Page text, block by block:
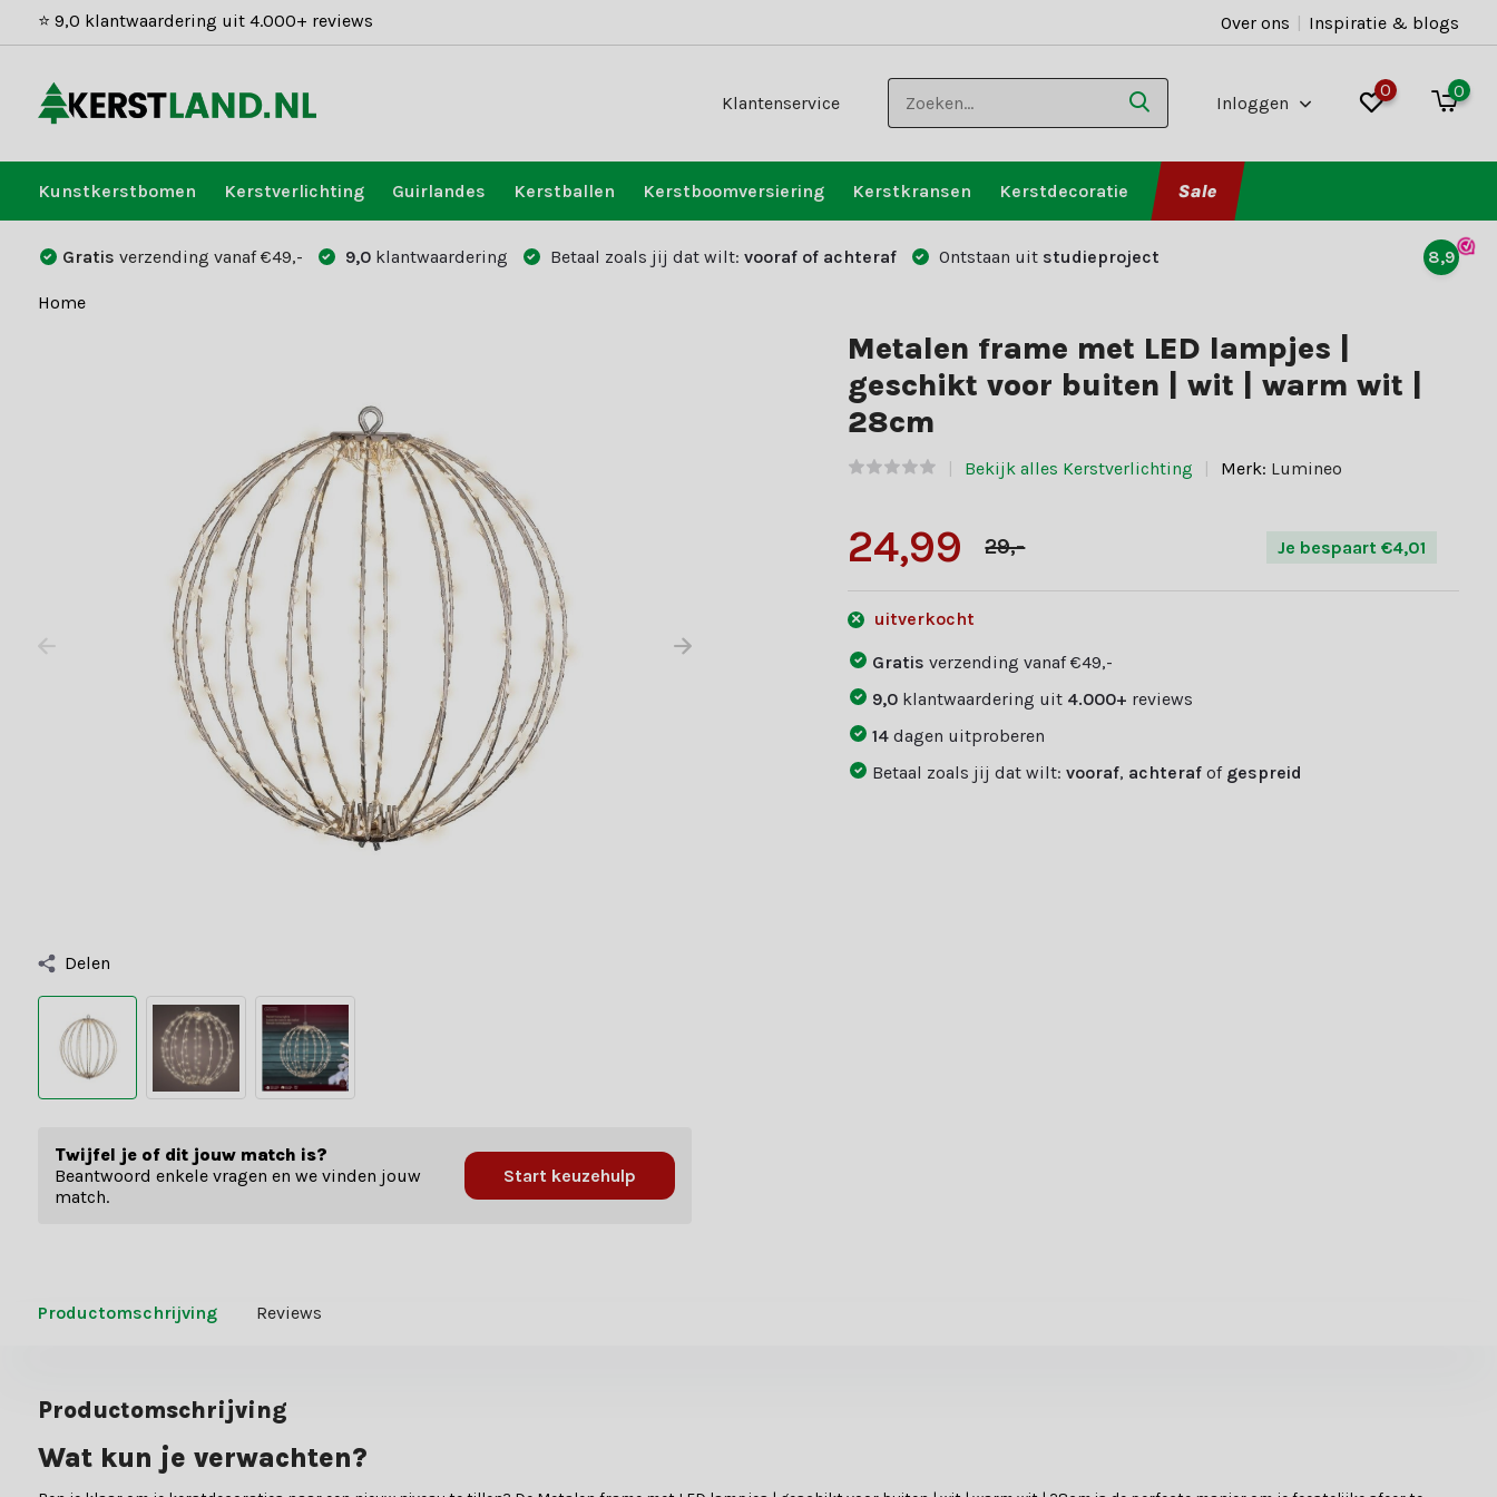
⭐ 9,0 klantwaardering uit 4.000+ reviews Over ons | Inspiratie & blogs
Klantenservice Inloggen
0 0
Kunstkerstbomen Kerstverlichting Guirlandes Kerstballen Kerstboomversiering Kerstkransen Kerstdecoratie Sale
Gratis verzending vanaf €49,- 9,0 klantwaardering Betaal zoals jij dat wilt: vooraf of achteraf Ontstaan uit studieproject 8,9
Home
Delen
Twijfel je of dit jouw match is?
Beantwoord enkele vragen en we vinden jouw
match.
Start keuzehulp
Metalen frame met LED lampjes |
geschikt voor buiten | wit | warm wit |
28cm
Bekijk alles Kerstverlichting Merk: Lumineo
24,99 29,- Je bespaart €4,01
uitverkocht
Gratisverzending vanaf €49,-
9,0 klantwaardering uit 4.000+ reviews
14dagen uitproberen
Betaal zoals jij dat wilt:vooraf, achteraf of gespreid
Productomschrijving Reviews
Productomschrijving
Wat kun je verwachten?